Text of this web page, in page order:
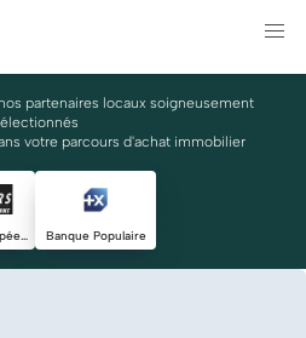
partenaires locaux soigneusement
votre parcours d'achat immobilier
L'Echelle Européenne Banque Populaire